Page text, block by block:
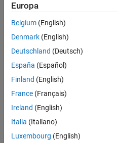
Guardar
empleos
seleccionados
No se
han
traducido
todos
los
empleos.
Busque
por
ubicación
Europa
Belgium (English)
Denmark (English)
Deutschland (Deutsch)
España (Español)
Finland (English)
France (Français)
Ireland (English)
Italia (Italiano)
Luxembourg (English)